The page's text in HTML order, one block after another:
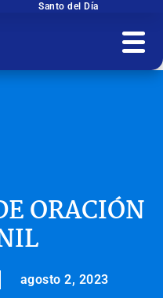
Santo del Día
ORACIÓN
agosto 2, 2023